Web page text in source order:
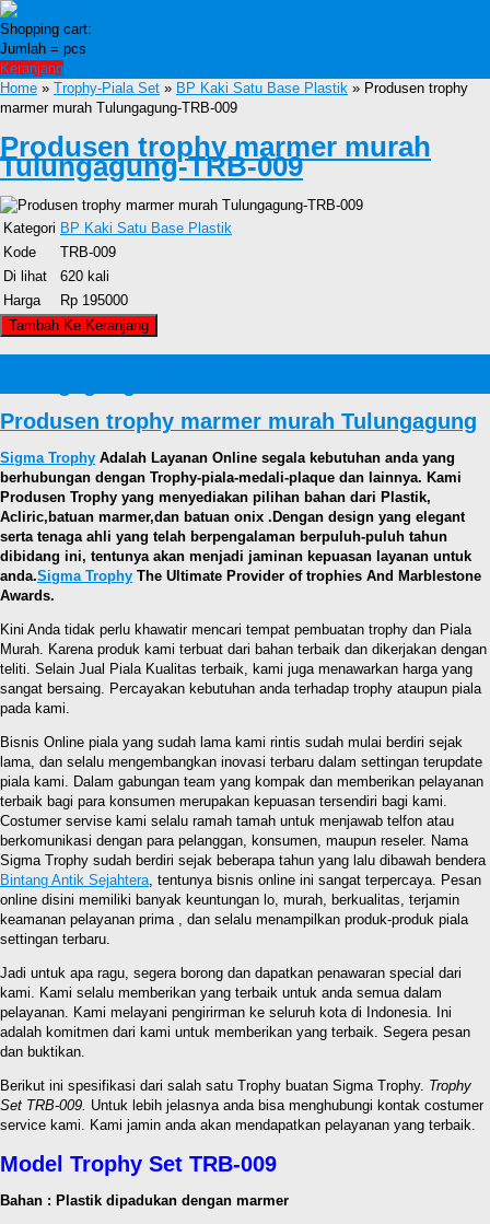
Shopping cart:
Jumlah = pcs
Keranjang
Home » Trophy-Piala Set » BP Kaki Satu Base Plastik » Produsen trophy
marmer murah Tulungagung-TRB-009
Produsen trophy marmer murah
Tulungagung-TRB-009
Kategori BP Kaki Satu Base Plastik
Kode
TRB-009
Di lihat
620 kali
Harga
Rp 195000
Produsen trophy marmer murah Tulungagung
Sigma Trophy Adalah Layanan Online segala kebutuhan anda yang
berhubungan dengan Trophy-piala-medali-plaque dan lainnya. Kami
Produsen Trophy yang menyediakan pilihan bahan dari Plastik,
Acliric,batuan marmer,dan batuan onix .Dengan design yang elegant
serta tenaga ahli yang telah berpengalaman berpuluh-puluh tahun
dibidang ini, tentunya akan menjadi jaminan kepuasan layanan untuk
anda.Sigma Trophy The Ultimate Provider of trophies And Marblestone
Awards.
Kini Anda tidak perlu khawatir mencari tempat pembuatan trophy dan Piala
Murah. Karena produk kami terbuat dari bahan terbaik dan dikerjakan dengan
teliti. Selain Jual Piala Kualitas terbaik, kami juga menawarkan harga yang
sangat bersaing. Percayakan kebutuhan anda terhadap trophy ataupun piala
pada kami.
Bisnis Online piala yang sudah lama kami rintis sudah mulai berdiri sejak
lama, dan selalu mengembangkan inovasi terbaru dalam settingan terupdate
piala kami. Dalam gabungan team yang kompak dan memberikan pelayanan
terbaik bagi para konsumen merupakan kepuasan tersendiri bagi kami.
Costumer servise kami selalu ramah tamah untuk menjawab telfon atau
berkomunikasi dengan para pelanggan, konsumen, maupun reseler. Nama
Sigma Trophy sudah berdiri sejak beberapa tahun yang lalu dibawah bendera
Bintang Antik Sejahtera, tentunya bisnis online ini sangat terpercaya. Pesan
online disini memiliki banyak keuntungan lo, murah, berkualitas, terjamin
keamanan pelayanan prima , dan selalu menampilkan produk-produk piala
settingan terbaru.
Jadi untuk apa ragu, segera borong dan dapatkan penawaran special dari
kami. Kami selalu memberikan yang terbaik untuk anda semua dalam
pelayanan. Kami melayani pengirirman ke seluruh kota di Indonesia. Ini
adalah komitmen dari kami untuk memberikan yang terbaik. Segera pesan
dan buktikan.
Berikut ini spesifikasi dari salah satu Trophy buatan Sigma Trophy. Trophy
Set TRB-009. Untuk lebih jelasnya anda bisa menghubungi kontak costumer
service kami. Kami jamin anda akan mendapatkan pelayanan yang terbaik.
Model Trophy Set TRB-009
Bahan : Plastik dipadukan dengan marmer